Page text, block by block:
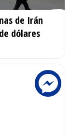
de Irán
dólares